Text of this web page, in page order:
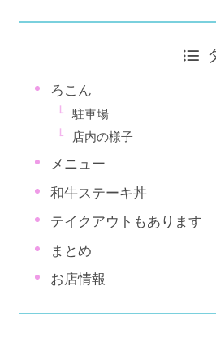
ろこん
駐車場
店内の様子
メニュー
和牛ステーキ丼
テイクアウトもあります
まとめ
お店情報